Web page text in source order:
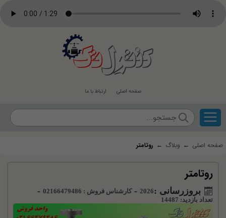
کنترلتک
صفحه اصلی ارتباط با ما
صفحه اصلی ← وبلاگ ← روتامتر
روتامتر
بروزرسانی :2026
-کارشناس فروش : 02166479486 -
تعداد بازدید: 14487